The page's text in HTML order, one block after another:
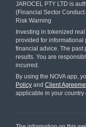
JAROCEL PTY LTD is
(Financial Sector
Risk Warning
Investing in tokenized
provided for informational
financial advice. The past
results. You are
incurred.
By using the NOVA app,
Policy and Client
applicable in your country